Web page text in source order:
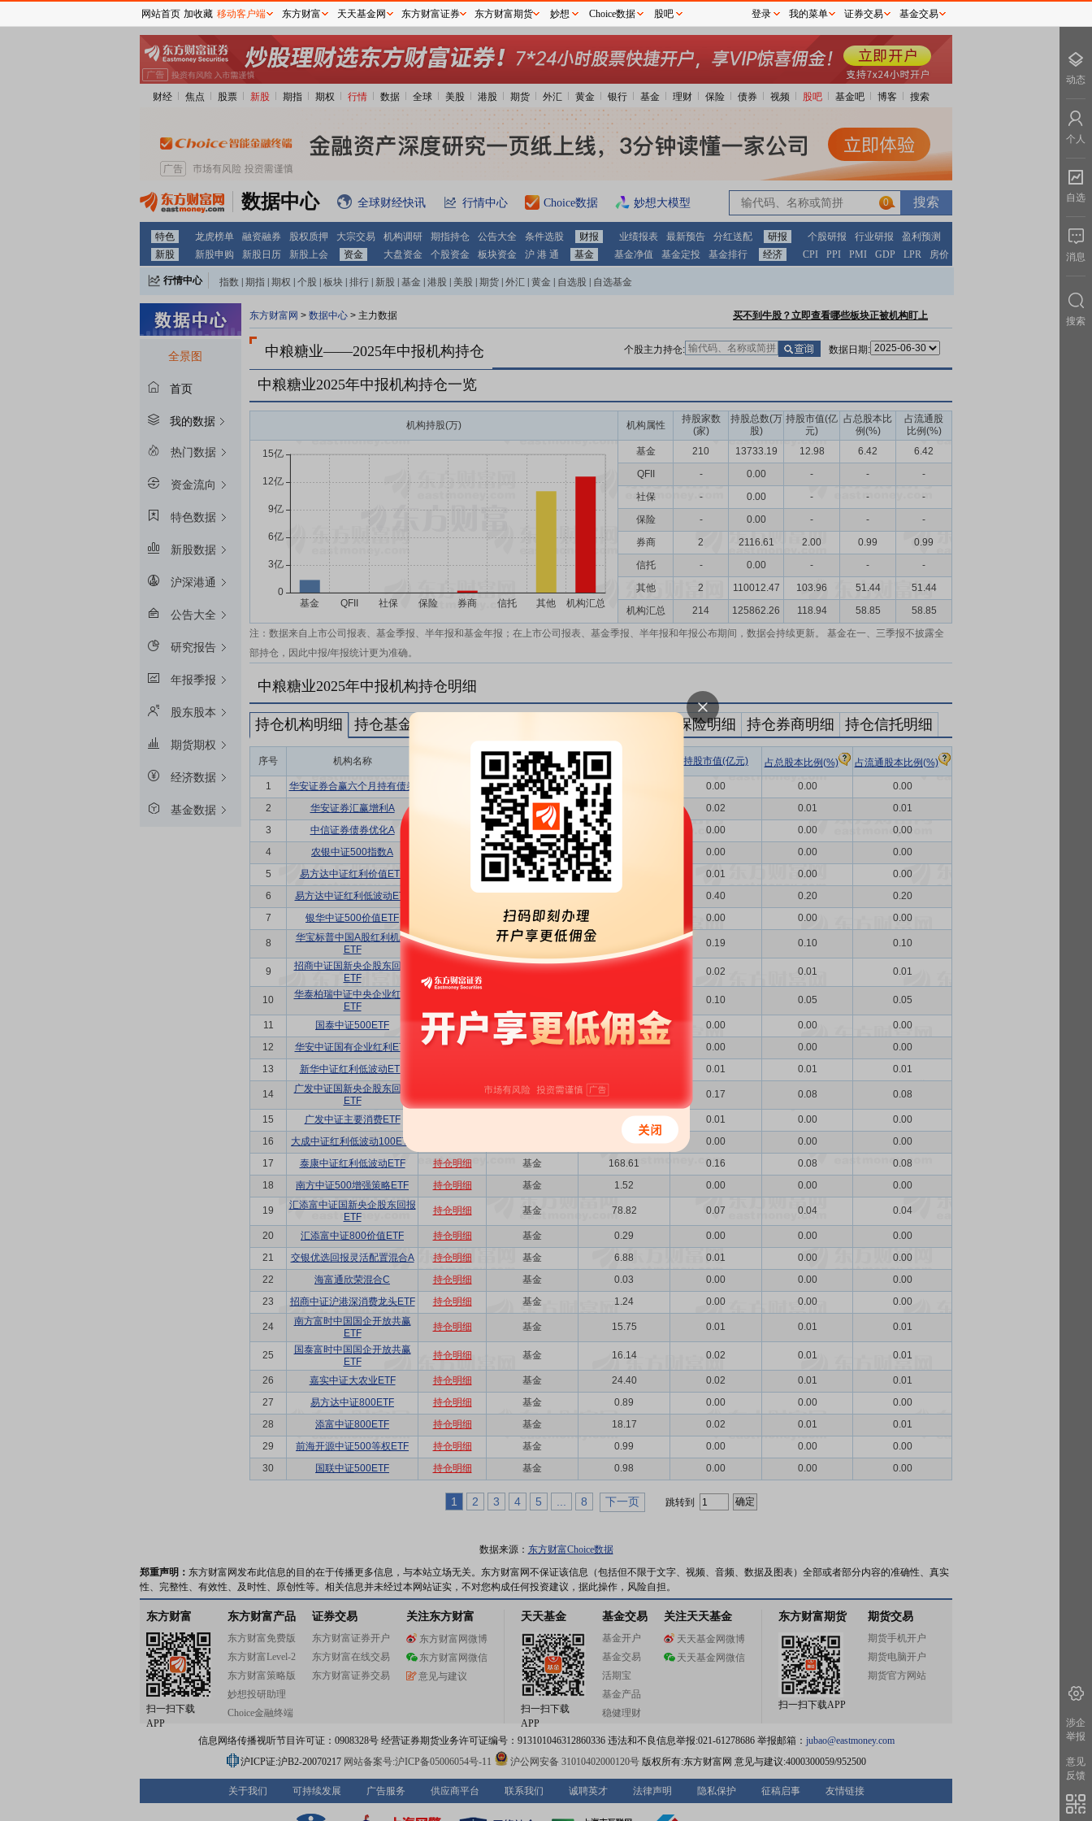
财经 焦点 股票 新股 期指 期权 行情 数据 全球 美股 港股 期货 外汇 黄金 银行 基金 理财 保险 债券 视频 股吧 基金吧 博客 搜索
数据中心 全球财经快讯 行情中心 Choice数据 妙想大模型 0
特色 龙虎榜单 融资融券 股权质押 大宗交易 机构调研 期指持仓 公告大全 条件选股 财报 业绩报表 最新预告 分红送配 研报 个股研报 行业研报
盈利预测
新股
新股申购 新股日历 新股上会 资金 大盘资金 个股资金 板块资金 沪 港 通 基金 基金净值 基金定投 基金排行 经济 CPI PPI PMI GDP LPR 房价
行情中心 指数 期指 期权 个股 板块 排行 新股 基金 港股 美股 期货 外汇 黄金 自选股 自选基金
全景图
首页
我的数据
热门数据
资金流向
特色数据
新股数据
沪深港通
公告大全
研究报告
年报季报
股东股本
期货期权
经济数据
基金数据
东方财富网 > 数据中心 > 主力数据 买不到牛股？立即查看哪些板块正被机构盯上
中粮糖业——2025年中报机构持仓 个股主力持仓: 数据日期:
中粮糖业2025年中报机构持仓一览
机构持股(万) 机构属性
持股家数
(家)
持股总数(万
股)
持股市值(亿
元)
占总股本比
例(%)
占流通股
比例(%)
基金
210 13733.19 12.98 6.42
6.42
QFII
- 0.00 - -
-
社保
- 0.00 - -
-
保险
- 0.00 - -
-
券商
2 2116.61 2.00 0.99
0.99
信托
- 0.00 - -
-
其他
2 110012.47 103.96 51.44
51.44
机构汇总
214 125862.26 118.94 58.85
58.85
注：数据来自上市公司报表、基金季报、半年报和基金年报；在上市公司报表、基金季报、半年报和年报公布期间，数据会持续更新。 基金在一、三季报不披露全
部持仓，因此中报/年报统计更为准确。
中粮糖业2025年中报机构持仓明细
持仓机构明细 持仓基金明细 持仓保险明细 持仓券商明细 持仓信托明细
序号 机构名称 机构属性 持股总数(万股) 持股市值(亿元) 占总股本比例(%) 占流通股本比例(%)
1 华安证券合赢六个月持有债券 基金 0.00 0.00
0.00
2
华安证券汇赢增利A 基金 0.02 0.01
0.01
3
中信证券债券优化A 基金 0.00 0.00
0.00
4
农银中证500指数A 基金 0.00 0.00
0.00
5
易方达中证红利价值ETF 基金 10.45 0.01 0.00
0.00
6
易方达中证红利低波动ETF 基金 425.95 0.40 0.20
0.20
7
银华中证500价值ETF 基金 0.00 0.00 0.00
8
华宝标普中国A股红利机会
ETF
持仓明细 基金 0.19 0.10 0.10
9
招商中证国新央企股东回报
ETF
基金 0.02 0.01 0.01
10
华泰柏瑞中证中央企业红利
ETF
0.10 0.05 0.05
11 国泰中证500ETF 持仓明细 基金 1.45 0.00 0.00
0.00
12
华安中证国有企业红利ETF 持仓明细 基金 4.20 0.00 0.00
0.00
13
新华中证红利低波动ETF 0.01 0.01 0.01
14
广发中证国新央企股东回报
ETF
基金 0.17 0.08 0.08
15 广发中证主要消费ETF 8.72 0.01 0.00
0.00
16
大成中证红利低波动100ETF 1.21 0.00 0.00
0.00
17
泰康中证红利低波动ETF 持仓明细 基金 168.61 0.16 0.08
0.08
18
南方中证500增强策略ETF 持仓明细 基金 1.52 0.00 0.00 0.00
19
汇添富中证国新央企股东回报
ETF
持仓明细 基金 78.82 0.07 0.04 0.04
20 汇添富中证800价值ETF 持仓明细 基金 0.29 0.00 0.00
0.00
21
交银优选回报灵活配置混合A 持仓明细 基金 6.88 0.01 0.00
0.00
22
海富通欣荣混合C 持仓明细 基金 0.03 0.00 0.00
0.00
23
招商中证沪港深消费龙头ETF 持仓明细 基金 1.24 0.00 0.00 0.00
24
南方富时中国国企开放共赢
ETF
持仓明细 基金 15.75 0.01 0.01 0.01
25
国泰富时中国国企开放共赢
ETF
持仓明细 基金 16.14 0.02 0.01 0.01
26 嘉实中证大农业ETF 持仓明细 基金 24.40 0.02 0.01
0.01
27
易方达中证800ETF 持仓明细 基金 0.89 0.00 0.00
0.00
28
添富中证800ETF 持仓明细 基金 18.17 0.02 0.01
0.01
29
前海开源中证500等权ETF 持仓明细 基金 0.99 0.00 0.00
0.00
30
国联中证500ETF 持仓明细 基金 0.98 0.00 0.00 0.00
1 2 3 4 5 8 下一页 跳转到
数据来源： 东方财富Choice数据
郑重声明： 东方财富网发布此信息的目的在于传播更多信息，与本站立场无关。东方财富网不保证该信息（包括但不限于文字、视频、音频、数据及图表）全部或者部分内容的准确性、真实
性、完整性、有效性、及时性、原创性等。相关信息并未经过本网站证实，不对您构成任何投资建议，据此操作，风险自担。
东方财富
扫一扫下载
APP
东方财富产品
东方财富免费版
东方财富Level-2
东方财富策略版
妙想投研助理
Choice金融终端
证券交易
东方财富证券开户
东方财富在线交易
东方财富证券交易
关注东方财富
东方财富网微博
东方财富网微信
意见与建议
天天基金
扫一扫下载
APP
基金交易
基金开户
基金交易
活期宝
基金产品
稳健理财
关注天天基金
天天基金网微博
天天基金网微信
东方财富期货
扫一扫下载APP
期货交易
期货手机开户
期货电脑开户
期货官方网站
信息网络传播视听节目许可证：0908328号 经营证券期货业务许可证编号：913101046312860336 违法和不良信息举报:021-61278686 举报邮箱： jubao@eastmoney.com
沪ICP证:沪B2-20070217 网站备案号:沪ICP备05006054号-11 沪公网安备 31010402000120号版权所有:东方财富网 意见与建议:4000300059/952500
关于我们 可持续发展 广告服务 供应商平台 联系我们 诚聘英才 法律声明 隐私保护 征稿启事 友情链接
网站首页 加收藏 移动客户端 东方财富 天天基金网 东方财富证券 东方财富期货 妙想 Choice数据 股吧 登录 我的菜单 证券交易 基金交易
动态
个人
自选
消息
搜索
涉企
举报
意见
反馈